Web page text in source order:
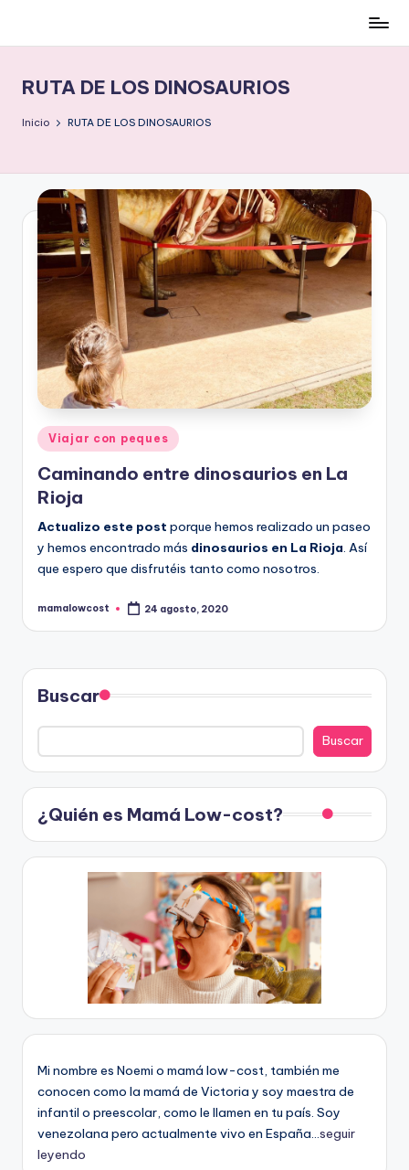
contenido
low-
cost
y
el
intento
RUTA DE LOS DINOSAURIOS
Inicio RUTA DE LOS DINOSAURIOS
Publicado
en
Viajar con peques
Caminando entre dinosaurios en La
Rioja
Actualizo este post porque hemos realizado un paseo
y hemos encontrado más dinosaurios en La Rioja . Así
que espero que disfrutéis tanto como nosotros.
Publicado
mamalowcost 24 agosto, 2020
Buscar
Buscar
¿Quién es Mamá Low-cost?
Mi nombre es Noemi o mamá low-cost, también me
conocen como la mamá de Victoria y soy maestra de
infantil o preescolar, como le llamen en tu país. Soy
venezolana pero actualmente vivo en España...seguir
leyendo